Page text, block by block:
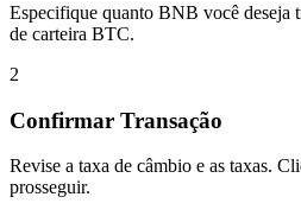
Especifique quanto BNB você deseja
de carteira BTC.
2
Confirmar Transação
Revise a taxa de câmbio e as taxas.
prosseguir.